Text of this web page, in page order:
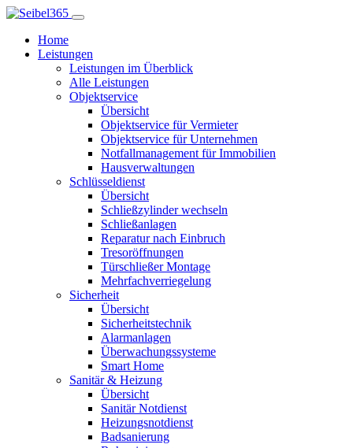
Home
Leistungen
Leistungen im Überblick
Alle Leistungen
Objektservice
Übersicht
Objektservice für Vermieter
Objektservice für Unternehmen
Notfallmanagement für Immobilien
Hausverwaltungen
Schlüsseldienst
Übersicht
Schließzylinder wechseln
Schließanlagen
Reparatur nach Einbruch
Tresoröffnungen
Türschließer Montage
Mehrfachverriegelung
Sicherheit
Übersicht
Sicherheitstechnik
Alarmanlagen
Überwachungssysteme
Smart Home
Sanitär & Heizung
Übersicht
Sanitär Notdienst
Heizungsnotdienst
Badsanierung